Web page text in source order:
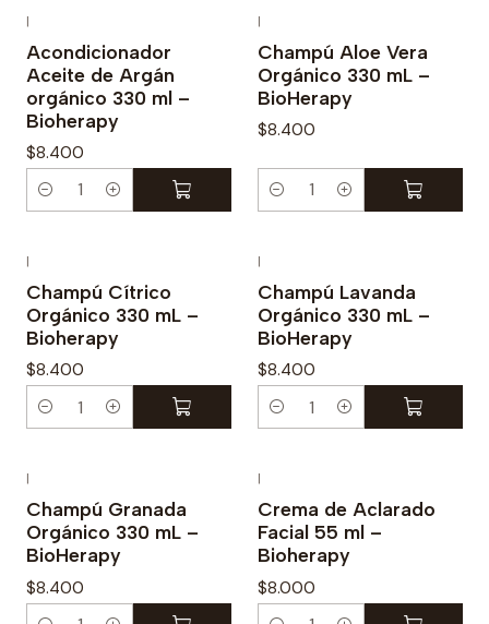
n
t
i
d
a
d
n
t
i
d
a
|
Acondicionador
Aceite de Argán
orgánico 330 ml –
Bioherapy
$8.400
n
t
i
d
a
|
Champú Aloe Vera
Orgánico 330 mL –
BioHerapy
$8.400
n
t
i
d
a
|
Champú Cítrico
Orgánico 330 mL –
Bioherapy
$8.400
n
t
i
d
a
|
Champú Lavanda
Orgánico 330 mL –
BioHerapy
$8.400
n
t
i
d
a
|
Champú Granada
Orgánico 330 mL –
BioHerapy
$8.400
|
Crema de Aclarado
Facial 55 ml –
Bioherapy
$8.000